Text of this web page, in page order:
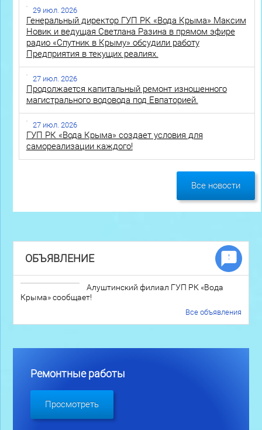
29 июл. 2026
Генеральный директор ГУП РК «Вода Крыма» Максим
Новик и ведущая Светлана Разина в прямом эфире
радио «Спутник в Крыму» обсудили работу
Предприятия в текущих реалиях.
27 июл. 2026
Продолжается капитальный ремонт изношенного
магистрального водовода под Евпаторией.
27 июл. 2026
ГУП РК «Вода Крыма» создает условия для
самореализации каждого!
Все новости
ОБЪЯВЛЕНИЕ
Алуштинский филиал ГУП РК «Вода
Крыма» сообщает!
Все объявления
Ремонтные работы
Просмотреть